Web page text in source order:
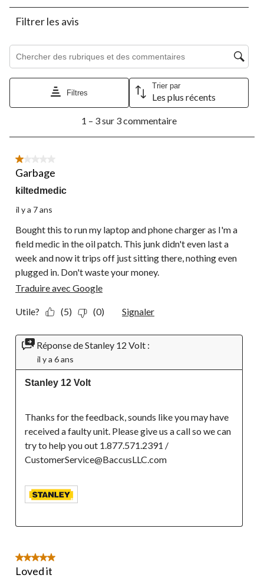
1
Cette
action
ouvrira
le
formulaire
2
Cette
action
ouvrira
le
formulaire
Cette
action
ouvrira
le
formulaire
Cette
action
ouvrira
le
formulaire
de
Cette
ouvrira
le
formulaire
de
Filtrer les avis
Zone de recherche de sujet et d'avis
Filtres
Trier par
Les plus récents
3
commentaire.
1 – 3 sur 3 commentaire
1 étoile(s) sur 5.
Garbage
kiltedmedic
il y a 7 ans
Bought this to run my laptop and phone charger as I'm a
field medic in the oil patch. This junk didn't even last a
week and now it trips off just sitting there, nothing even
plugged in. Don't waste your money.
Traduire avec Google
Utile? (5) (0) Signaler
Réponse de Stanley 12 Volt :
il y a 6 ans
Stanley 12 Volt
Thanks for the feedback, sounds like you may have
received a faulty unit. Please give us a call so we can
try to help you out 1.877.571.2391 /
5 étoile(s) sur 5.
Loved it